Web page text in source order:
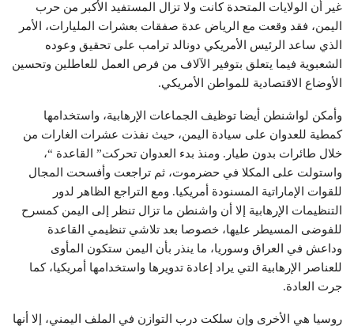
غير أن الولايات المتحدة كانت ولا تزال المستفيد الأكبر من حرب
اليمن، فقد وقعت مع الرياض عدة صفقات بعشرات المليارات، الأمر
الذي ساعد الرئيس الأمريكي دونالد ترامب على تحقيق وعوده
الشعبوية فيما يتعلق بتوفير الآلاف من فرص العمل للعاطلين وتحسين
الأوضاع الاقتصادية للمواطن الأمريكي.
وأمكن لواشنطن أيضا توظيف الجماعات الإرهابية، واستخدامها
كمطية للعدوان على سيادة اليمن، حيث نفذت عشرات الغارات من
خلال طائرات بدون طيار. ومنذ بدء العدوان تحركت” القاعدة “،
واستولت على المكلا في حضرموت، ثم تراجعت وأفسحت المجال
للقوات الإماراتية المسنودة أمريكيا. ومع التراجع الظاهر لدور
التنظيمات الإرهابية إلا أن واشنطن ما تزال تنظر إلى اليمن كمسرح
للفوضى المسيطر عليها، خصوصا بعد تلاشي تنظيمي القاعدة
وداعش في العراق وسوريا، ما ينذر بأن اليمن ستكون المأوى
للعناصر الإرهابية التي يراد إعادة تدويرها واستخدامها أمريكيا، كما
جرت العادة.
روسيا هي الأخرى وإن سلكت درب التوازن في الملف اليمني، إلا أنها